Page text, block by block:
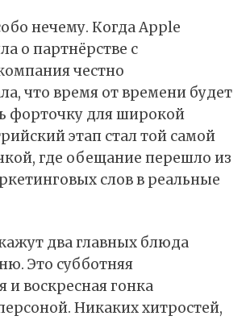
нечему. Когда Apple
о партнёрстве с
честно
что время от времени будет
форточку для широкой
этап стал той самой
где обещание перешло из
слов в реальные
два главных блюда
Это субботняя
и воскресная гонка
Никаких хитростей,